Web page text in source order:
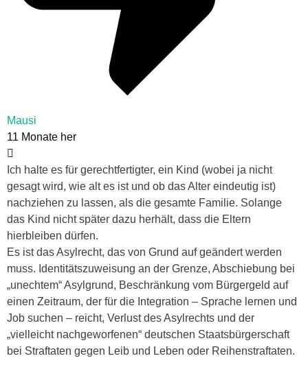
Mausi
11 Monate her
Ich halte es für gerechtfertigter, ein Kind (wobei ja nicht
gesagt wird, wie alt es ist und ob das Alter eindeutig ist)
nachziehen zu lassen, als die gesamte Familie. Solange
das Kind nicht später dazu herhält, dass die Eltern
hierbleiben dürfen.
Es ist das Asylrecht, das von Grund auf geändert werden
muss. Identitätszuweisung an der Grenze, Abschiebung bei
„unechtem“ Asylgrund, Beschränkung vom Bürgergeld auf
einen Zeitraum, der für die Integration – Sprache lernen und
Job suchen – reicht, Verlust des Asylrechts und der
„vielleicht nachgeworfenen“ deutschen Staatsbürgerschaft
bei Straftaten gegen Leib und Leben oder Reihenstraftaten.